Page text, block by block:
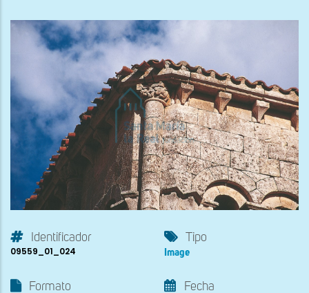
Identificador
09559_01_024
Tipo
Image
Formato Fecha